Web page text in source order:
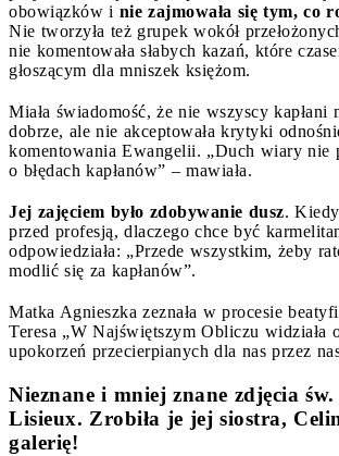
obowiązków i nie zajmowała się tym, co
Nie tworzyła też grupek wokół
nie komentowała słabych kazań, które
głoszącym dla mniszek księżom.
Miała świadomość, że nie wszyscy kapłani
dobrze, ale nie akceptowała krytyki
komentowania Ewangelii. „Duch wiary nie
o błędach kapłanów” – mawiała.
Jej zajęciem było zdobywanie dusz.
przed profesją, dlaczego chce być
odpowiedziała: „Przede wszystkim, żeby
modlić się za kapłanów”.
Matka Agnieszka zeznała w procesie
Teresa „W Najświętszym Obliczu widziała
upokorzeń przecierpianych dla nas przez
Nieznane i mniej znane zdjęcia św.
Lisieux. Zrobiła je jej siostra,
galerię!